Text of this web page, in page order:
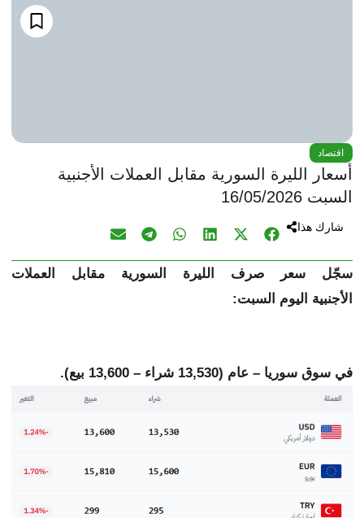
اقتصاد
أسعار الليرة السورية مقابل العملات الأجنبية
السبت 16/05/2026
شارك هذا
سجّل سعر صرف الليرة السورية مقابل
العملات
الأجنبية اليوم السبت:
في سوق سوريا – عام (13,530 شراء – 13,600 بيع).